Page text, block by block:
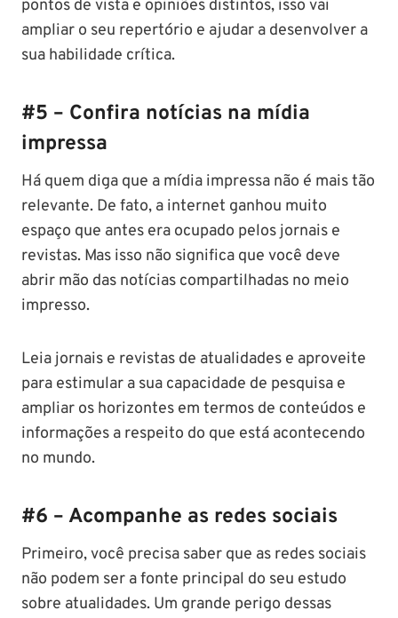
pontos de vista e opiniões distintos, isso vai
ampliar o seu repertório e ajudar a desenvolver a
sua habilidade crítica.
#5 – Confira notícias na mídia
impressa
Há quem diga que a mídia impressa não é mais tão
relevante. De fato, a internet ganhou muito
espaço que antes era ocupado pelos jornais e
revistas. Mas isso não significa que você deve
abrir mão das notícias compartilhadas no meio
impresso.
Leia jornais e revistas de atualidades e aproveite
para estimular a sua capacidade de pesquisa e
ampliar os horizontes em termos de conteúdos e
informações a respeito do que está acontecendo
no mundo.
#6 – Acompanhe as redes sociais
Primeiro, você precisa saber que as redes sociais
não podem ser a fonte principal do seu estudo
sobre atualidades. Um grande perigo dessas